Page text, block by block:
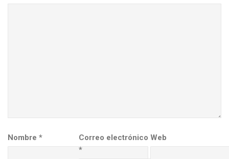
Nombre *
Correo electrónico
*
Web